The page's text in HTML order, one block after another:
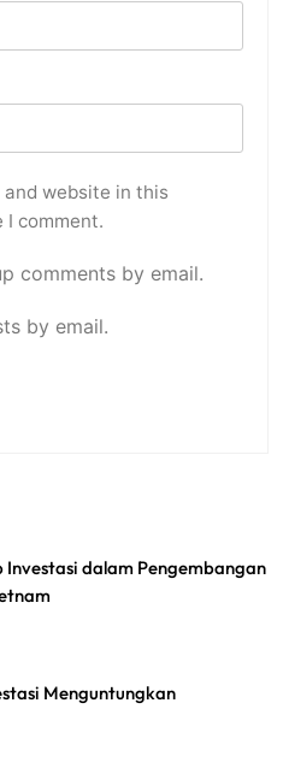
and website in this
comment.
comments by email.
by email.
Investasi dalam Pengembangan
Menguntungkan